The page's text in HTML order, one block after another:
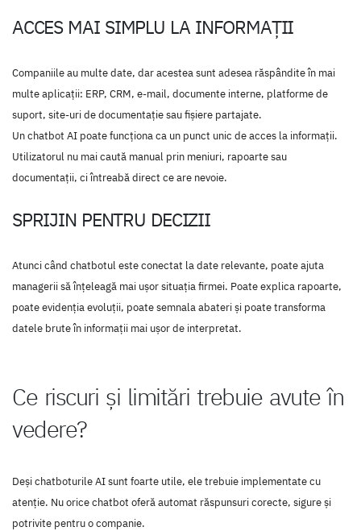
ACCES MAI SIMPLU LA INFORMAȚII
Companiile au multe date, dar acestea sunt adesea răspândite în mai
multe aplicații: ERP, CRM, e-mail, documente interne, platforme de
suport, site-uri de documentație sau fișiere partajate.
Un chatbot AI poate funcționa ca un punct unic de acces la informații.
Utilizatorul nu mai caută manual prin meniuri, rapoarte sau
documentații, ci întreabă direct ce are nevoie.
SPRIJIN PENTRU DECIZII
Atunci când chatbotul este conectat la date relevante, poate ajuta
managerii să înțeleagă mai ușor situația firmei. Poate explica rapoarte,
poate evidenția evoluții, poate semnala abateri și poate transforma
datele brute în informații mai ușor de interpretat.
Ce riscuri și limitări trebuie avute în
vedere?
Deși chatboturile AI sunt foarte utile, ele trebuie implementate cu
atenție. Nu orice chatbot oferă automat răspunsuri corecte, sigure și
potrivite pentru o companie.